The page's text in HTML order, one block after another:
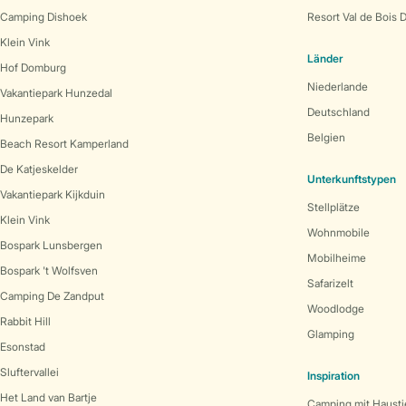
Camping Dishoek
Klein Vink
Hof Domburg
Vakantiepark Hunzedal
Hunzepark
Beach Resort Kamperland
De Katjeskelder
Vakantiepark Kijkduin
Klein Vink
Bospark Lunsbergen
Bospark 't Wolfsven
Camping De Zandput
Rabbit Hill
Esonstad
Sluftervallei
Het Land van Bartje
Resort Val de Bois
Länder
Niederlande
Deutschland
Belgien
Unterkunftstypen
Stellplätze
Wohnmobile
Mobilheime
Safarizelt
Woodlodge
Glamping
Inspiration